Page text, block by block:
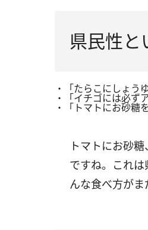
県民性と
・「たらこにしょう
・「イチゴには必ず
・「トマトにお砂糖
トマトにお砂
ですね。これ
んな食べ方がま